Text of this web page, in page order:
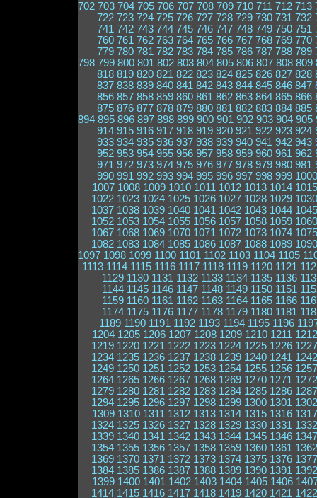
702 703 704 705 706 707 708 709 710 711 712 713
722 723 724 725 726 727 728 729 730 731 732
741 742 743 744 745 746 747 748 749 750 751
760 761 762 763 764 765 766 767 768 769 770
779 780 781 782 783 784 785 786 787 788 789
798 799 800 801 802 803 804 805 806 807 808 809
818 819 820 821 822 823 824 825 826 827 828
837 838 839 840 841 842 843 844 845 846 847
856 857 858 859 860 861 862 863 864 865 866
875 876 877 878 879 880 881 882 883 884 885
894 895 896 897 898 899 900 901 902 903 904 905
914 915 916 917 918 919 920 921 922 923 924
933 934 935 936 937 938 939 940 941 942 943
952 953 954 955 956 957 958 959 960 961 962
971 972 973 974 975 976 977 978 979 980 981
990 991 992 993 994 995 996 997 998 999 1000
1007 1008 1009 1010 1011 1012 1013 1014 1015
1022 1023 1024 1025 1026 1027 1028 1029 1030
1037 1038 1039 1040 1041 1042 1043 1044 1045
1052 1053 1054 1055 1056 1057 1058 1059 1060
1067 1068 1069 1070 1071 1072 1073 1074 1075
1082 1083 1084 1085 1086 1087 1088 1089 1090
1097 1098 1099 1100 1101 1102 1103 1104 1105
1113 1114 1115 1116 1117 1118 1119 1120 1121
1129 1130 1131 1132 1133 1134 1135 1136
1144 1145 1146 1147 1148 1149 1150 1151
1159 1160 1161 1162 1163 1164 1165 1166
1174 1175 1176 1177 1178 1179 1180 1181
1189 1190 1191 1192 1193 1194 1195 1196
1204 1205 1206 1207 1208 1209 1210 1211 1212
1219 1220 1221 1222 1223 1224 1225 1226 1227
1234 1235 1236 1237 1238 1239 1240 1241 1242
1249 1250 1251 1252 1253 1254 1255 1256 1257
1264 1265 1266 1267 1268 1269 1270 1271 1272
1279 1280 1281 1282 1283 1284 1285 1286 1287
1294 1295 1296 1297 1298 1299 1300 1301 1302
1309 1310 1311 1312 1313 1314 1315 1316 1317
1324 1325 1326 1327 1328 1329 1330 1331 1332
1339 1340 1341 1342 1343 1344 1345 1346 1347
1354 1355 1356 1357 1358 1359 1360 1361 1362
1369 1370 1371 1372 1373 1374 1375 1376 1377
1384 1385 1386 1387 1388 1389 1390 1391 1392
1399 1400 1401 1402 1403 1404 1405 1406
1414 1415 1416 1417 1418 1419 1420 1421 1422